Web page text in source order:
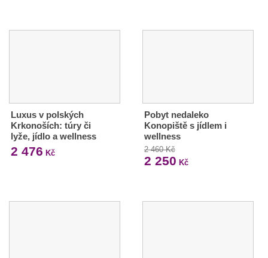
Luxus v polských
Krkonoších: túry či
lyže, jídlo a wellness
2 476 Kč
Pobyt nedaleko
Konopiště s jídlem i
wellness
2 460 Kč
2 250 Kč